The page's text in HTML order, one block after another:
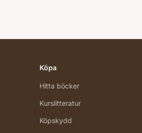
Köpa
Hitta böcker
Kurslitteratur
Köpskydd